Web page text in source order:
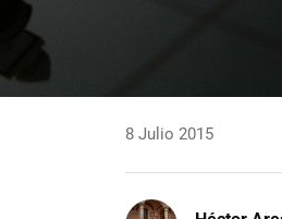
8 Julio 2015